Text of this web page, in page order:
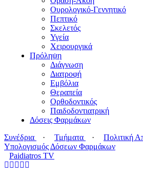
Ουρολογικό-Γεννητικό
Πεπτικό
Σκελετός
Υγεία
Χειρουργικά
Πρόληψη
Διάγνωση
Διατροφή
Εμβόλια
Θεραπεία
Ορθοδοντικός
Παιδοδοντιατρική
Δόσεις Φαρμάκων
Συνέδρια
· Τμήματα · Πολιτική
Υπολογισμός Δόσεων Φαρμάκων
Paidiatros TV